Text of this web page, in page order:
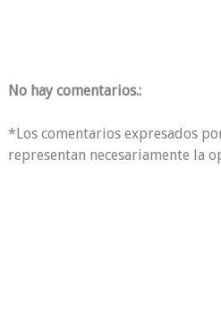
No hay comentarios.:
*Los comentarios expresados
representan necesariamente la